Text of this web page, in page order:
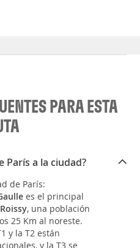
PARA ESTA
París a la ciudad?
de París:
es el principal
Roissy, una población
25 Km al noreste.
y la T2 están
y la T3 se